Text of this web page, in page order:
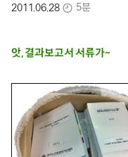
2011.06.28
5분
앗, 결과보고서 서류가~